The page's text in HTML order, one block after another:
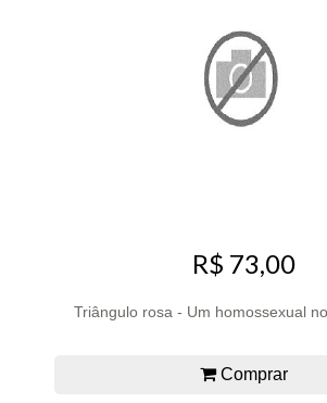
R$ 73,00
Triângulo rosa - Um homossexual no
Comprar